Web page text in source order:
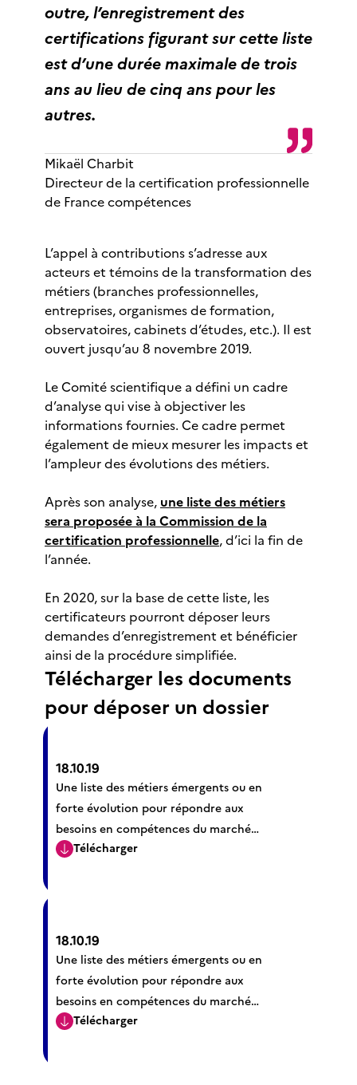
outre, l’enregistrement des
certifications figurant sur cette liste
est d’une durée maximale de trois
ans au lieu de cinq ans pour les
autres.
Mikaël Charbit
Directeur de la certification professionnelle
de France compétences
L’appel à contributions s’adresse aux
acteurs et témoins de la transformation des
métiers (branches professionnelles,
entreprises, organismes de formation,
observatoires, cabinets d’études, etc.). Il est
ouvert jusqu’au 8 novembre 2019.
Le Comité scientifique a défini un cadre
d’analyse qui vise à objectiver les
informations fournies. Ce cadre permet
également de mieux mesurer les impacts et
l’ampleur des évolutions des métiers.
Après son analyse, une liste des métiers
sera proposée à la Commission de la
certification professionnelle, d’ici la fin de
l’année.
En 2020, sur la base de cette liste, les
certificateurs pourront déposer leurs
demandes d’enregistrement et bénéficier
ainsi de la procédure simplifiée.
Télécharger les documents
pour déposer un dossier
18.10.19
Une liste des métiers émergents ou en
forte évolution pour répondre aux
besoins en compétences du marché
du travail
Télécharger
18.10.19
Une liste des métiers émergents ou en
forte évolution pour répondre aux
besoins en compétences du marché
du travail
Télécharger